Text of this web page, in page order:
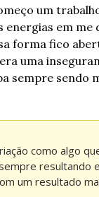
um
energias em
forma fico
uma
sempre sendo
como algo
resultando
um resultado